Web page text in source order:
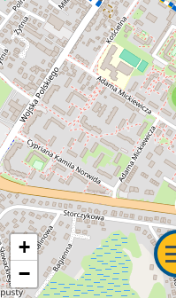
+
−